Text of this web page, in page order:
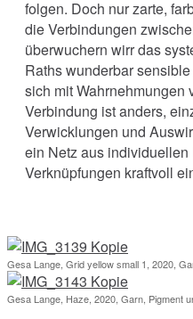
folgen. Doch nur zarte,
die Verbindungen
überwuchern wirr das
Raths wunderbar
sich mit Wahrnehmungen
Verbindung ist anders,
Verwicklungen und
ein Netz aus
Verknüpfungen kraftvoll
Gesa Lange, Grid yellow small 1, 2020,
Gesa Lange, Haze, 2020, Garn, Pigment